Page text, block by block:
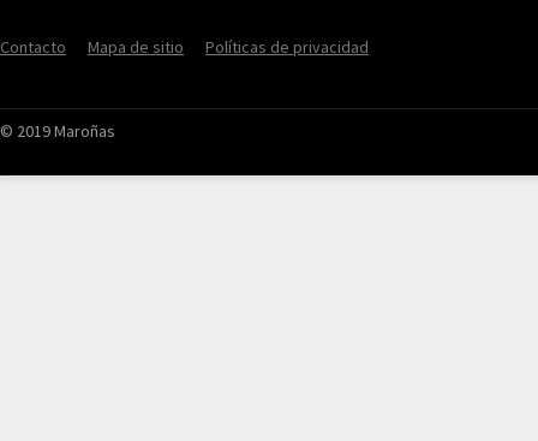
Contacto Mapa de sitio Políticas de privacidad
© 2019 Maroñas